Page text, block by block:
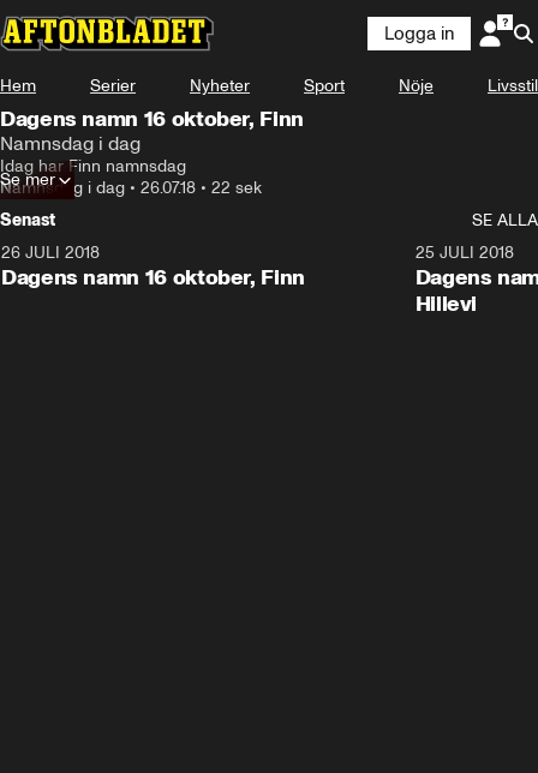
Logga in
Hem Serier Nyheter Sport Nöje Livsstil
Dagens namn 16 oktober, Finn
Namnsdag i dag
Idag har Finn namnsdag
Namnsdag i dag • 26.07.18 • 22 sek
Se mer
Senast
SE ALLA
26 JULI 2018
Dagens namn 16 oktober, Finn
25 JULI 2018
Dagens
Hillevi